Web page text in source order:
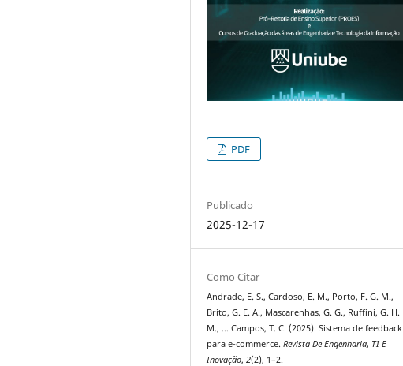
PDF
Publicado
2025-12-17
Como Citar
Andrade, E. S., Cardoso, E. M., Porto, F. G. M.,
Brito, G. E. A., Mascarenhas, G. G., Ruffini, G. H.
M., … Campos, T. C. (2025). Sistema de feedback
para e-commerce.Revista De Engenharia, TI E
Inovação,2(2), 1–2.